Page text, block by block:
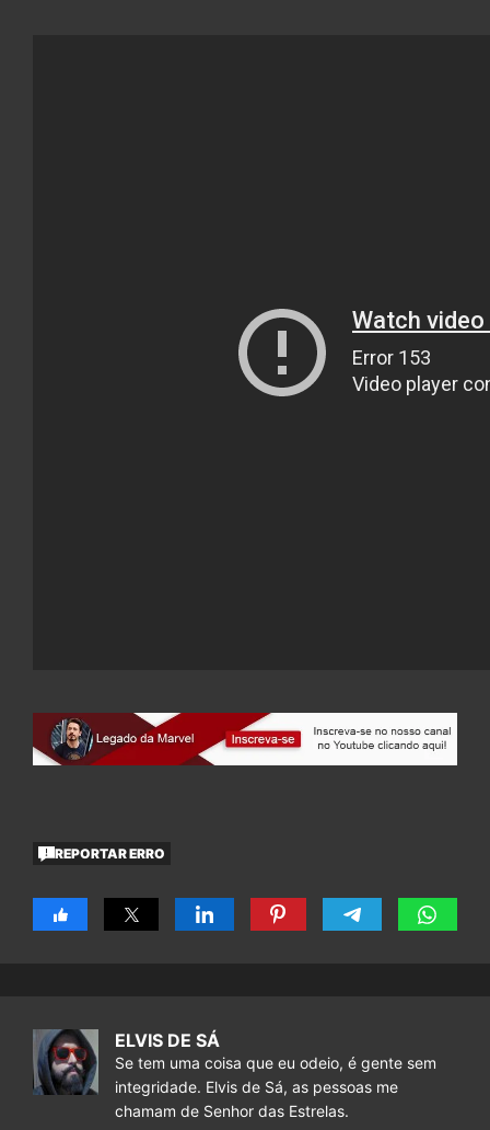
REPORTAR ERRO
ELVIS DE SÁ
Se tem uma coisa que eu odeio, é gente sem
integridade. Elvis de Sá, as pessoas me
chamam de Senhor das Estrelas.